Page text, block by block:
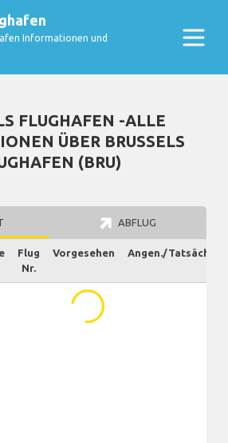
Informationen und
FLUGHAFEN -ALLE
ÜBER BRUSSELS
(BRU)
ABFLUG
Flug
Nr.
Vorgesehen Angen./Tatsächlich
...